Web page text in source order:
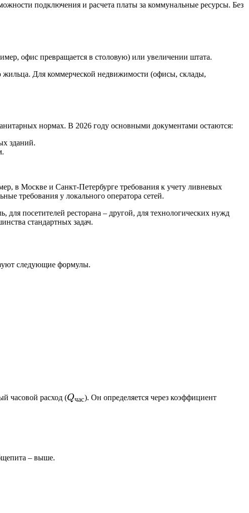
подключения и расчета платы за коммунальные ресурсы. Без
офис превращается в столовую) или увеличении штата.
Для коммерческой недвижимости (офисы, склады,
нормах. В 2026 году основными документами остаются:
зданий.
в Москве и Санкт-Петербурге требования к учету ливневых
требования у локального оператора сетей.
посетителей ресторана – другой, для технологических нужд
стандартных задач.
следующие формулы.
q)
часовой расход (Q_{час}
Qчас). Он определяется через коэффициент
\times K_{час}}{24}
– выше.